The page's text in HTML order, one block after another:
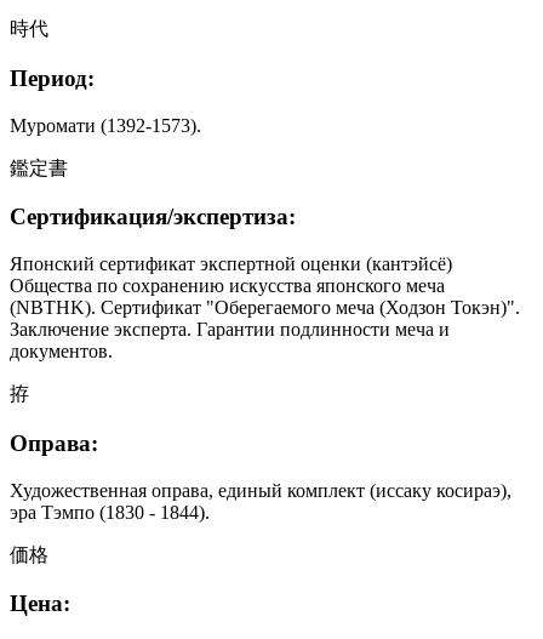
時代
Период:
Муромати (1392-1573).
鑑定書
Сертификация/экспертиза:
Японский сертификат экспертной оценки (кантэйсё)
Общества по сохранению искусства японского меча
(NBTHK). Сертификат "Оберегаемого меча (Ходзон Токэн)".
Заключение эксперта. Гарантии подлинности меча и
документов.
拵
Оправа:
Художественная оправа, единый комплект (иссаку косираэ),
эра Тэмпо (1830 - 1844).
価格
Цена: